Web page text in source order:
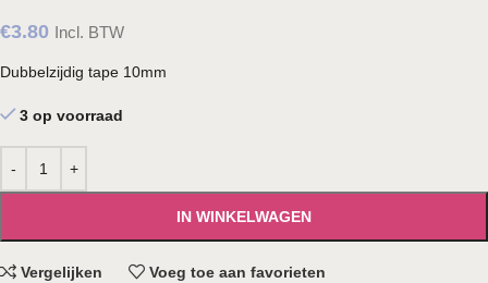
€3.80 Incl. BTW
Dubbelzijdig tape 10mm
3 op voorraad
IN WINKELWAGEN
Vergelijken Voeg toe aan favorieten